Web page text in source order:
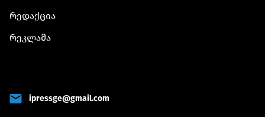
რედაქცია
რეკლამა
ipressge@gmail.com